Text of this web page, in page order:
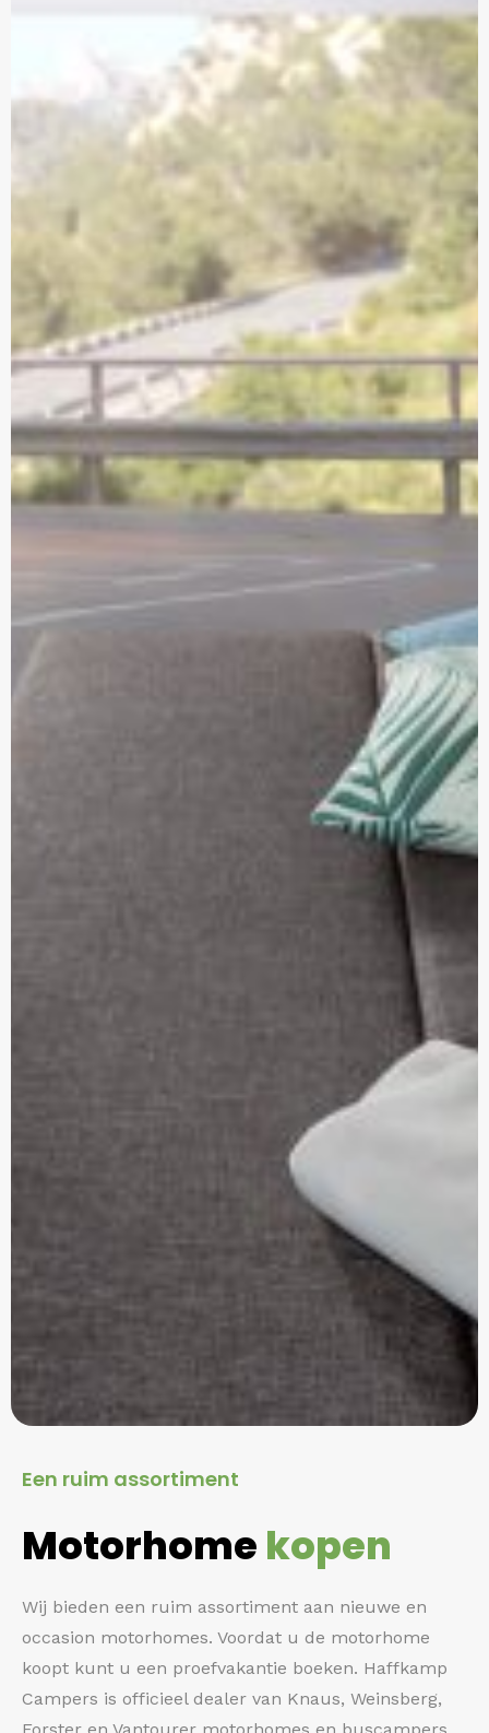
Een ruim assortiment
Motorhome kopen
Wij bieden een ruim assortiment aan nieuwe en
occasion motorhomes. Voordat u de motorhome
koopt kunt u een proefvakantie boeken. Haffkamp
Campers is officieel dealer van Knaus, Weinsberg,